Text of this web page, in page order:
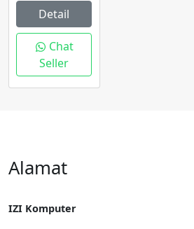
Rp5990000.
Detail
Chat
Seller
Alamat
IZI Komputer